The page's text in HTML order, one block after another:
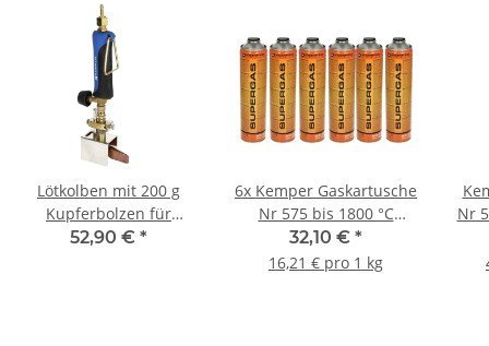
Lötkolben mit 200 g
Kupferbolzen für
Dachrinnenarbeiten
52,90 € *
6x Kemper Gaskartusche
Nr 575 bis 1800 °C
Lötgas 30% Propan 70%
Butan 600ml 330g
32,10 € *
16,21 € pro 1 kg
Nr